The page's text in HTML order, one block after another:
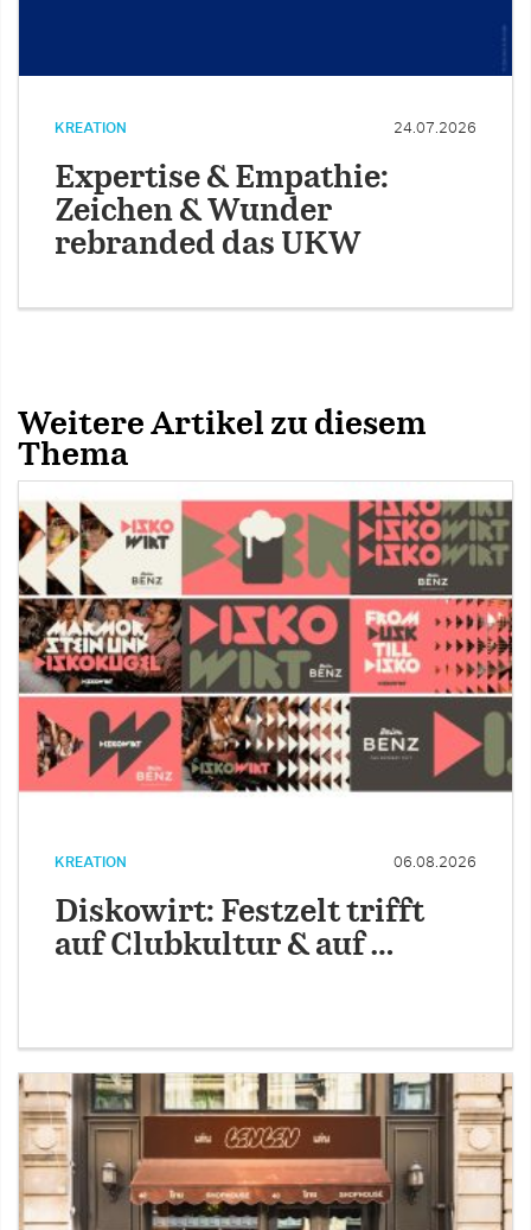
KREATION 24.07.2026
Expertise & Empathie:
Zeichen & Wunder
rebranded das UKW
Weitere Artikel zu diesem
Thema
KREATION 06.08.2026
Diskowirt: Festzelt trifft
auf Clubkultur & auf …